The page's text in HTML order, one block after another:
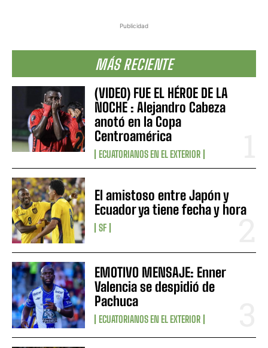
Publicidad
MÁS RECIENTE
(VIDEO) FUE EL HÉROE DE LA
NOCHE : Alejandro Cabeza
anotó en la Copa
Centroamérica
ECUATORIANOS EN EL EXTERIOR
El amistoso entre Japón y
Ecuador ya tiene fecha y hora
SF
EMOTIVO MENSAJE: Enner
Valencia se despidió de
Pachuca
ECUATORIANOS EN EL EXTERIOR